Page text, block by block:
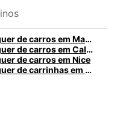
Aluguer de carros em Madrid
Aluguer de carros em Caldas da Rainha
de carros em Nice
Aluguer de carrinhas em Santa Maria da Feira